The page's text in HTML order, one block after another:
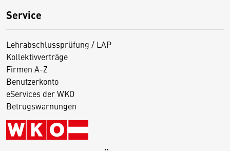
Service
Lehrabschlussprüfung / LAP
Kollektivverträge
Firmen A-Z
Benutzerkonto
eServices der WKO
Betrugswarnungen